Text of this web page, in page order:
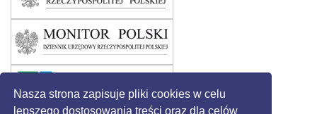
Nasza strona zapisuje pliki cookies w celu
lepszego dostosowania treści oraz dla celów